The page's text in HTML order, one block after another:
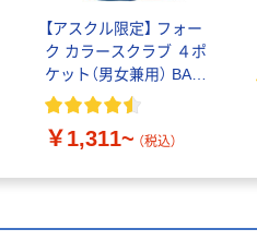
【アスクル限定】 フォー
ク カラースクラブ ４ポ
ケット（男女兼用） BAS-
001
￥1,311~ （税込）